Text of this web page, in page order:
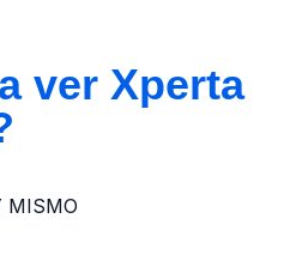
ver Xperta
MISMO